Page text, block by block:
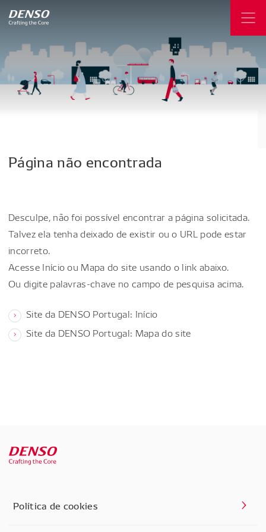
Página não encontrada
Desculpe, não foi possível encontrar a página solicitada.
Talvez ela tenha deixado de existir ou o URL pode estar
incorreto.
Acesse Início ou Mapa do site usando o link abaixo.
Ou digite palavras-chave no campo de pesquisa acima.
Site da DENSO Portugal: Início
Site da DENSO Portugal: Mapa do site
Política de cookies